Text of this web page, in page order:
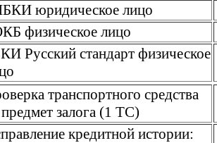
юридическое лицо
физическое лицо
Русский стандарт физическое
транспортного средства
залога (1 ТС)
кредитной истории: